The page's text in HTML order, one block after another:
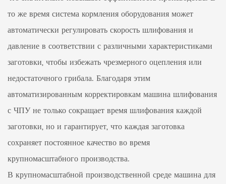
то же время система кормления оборудования может
автоматически регулировать скорость шлифования и
давление в соответствии с различными характеристиками
заготовки, чтобы избежать чрезмерного оцепления или
недостаточного грибала. Благодаря этим
автоматизированным корректировкам машина шлифования
с ЧПУ не только сокращает время шлифования каждой
заготовки, но и гарантирует, что каждая заготовка
сохраняет постоянное качество во время
крупномасштабного производства.
В крупномасштабной производственной среде машина для